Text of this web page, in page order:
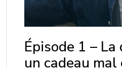
Épisode 1 –
un cadeau